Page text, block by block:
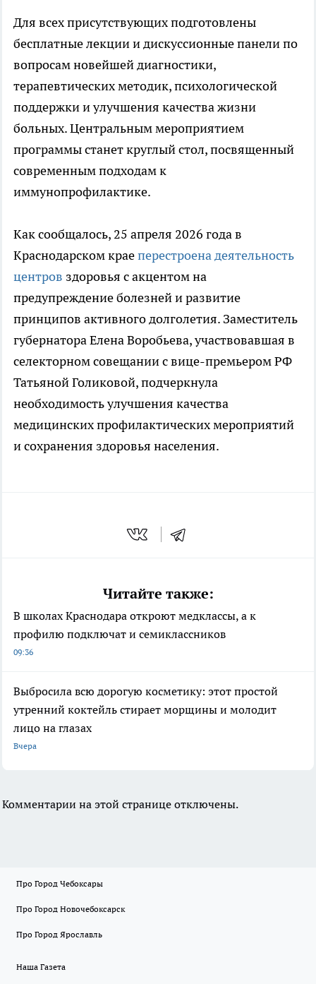
Для всех присутствующих подготовлены
бесплатные лекции и дискуссионные панели по
вопросам новейшей диагностики,
терапевтических методик, психологической
поддержки и улучшения качества жизни
больных. Центральным мероприятием
программы станет круглый стол, посвященный
современным подходам к
иммунопрофилактике.
Как сообщалось, 25 апреля 2026 года в
Краснодарском краеперестроена деятельность
центров здоровья с акцентом на
предупреждение болезней и развитие
принципов активного долголетия. Заместитель
губернатора Елена Воробьева, участвовавшая в
селекторном совещании с вице-премьером РФ
Татьяной Голиковой, подчеркнула
необходимость улучшения качества
медицинских профилактических мероприятий
и сохранения здоровья населения.
Читайте также:
В школах Краснодара откроют медклассы, а к
профилю подключат и семиклассников
09:36
Выбросила всю дорогую косметику: этот простой
утренний коктейль стирает морщины и молодит
лицо на глазах
Вчера
Комментарии на этой странице отключены.
Про Город Чебоксары
Про Город Новочебоксарск
Про Город Ярославль
Наша Газета